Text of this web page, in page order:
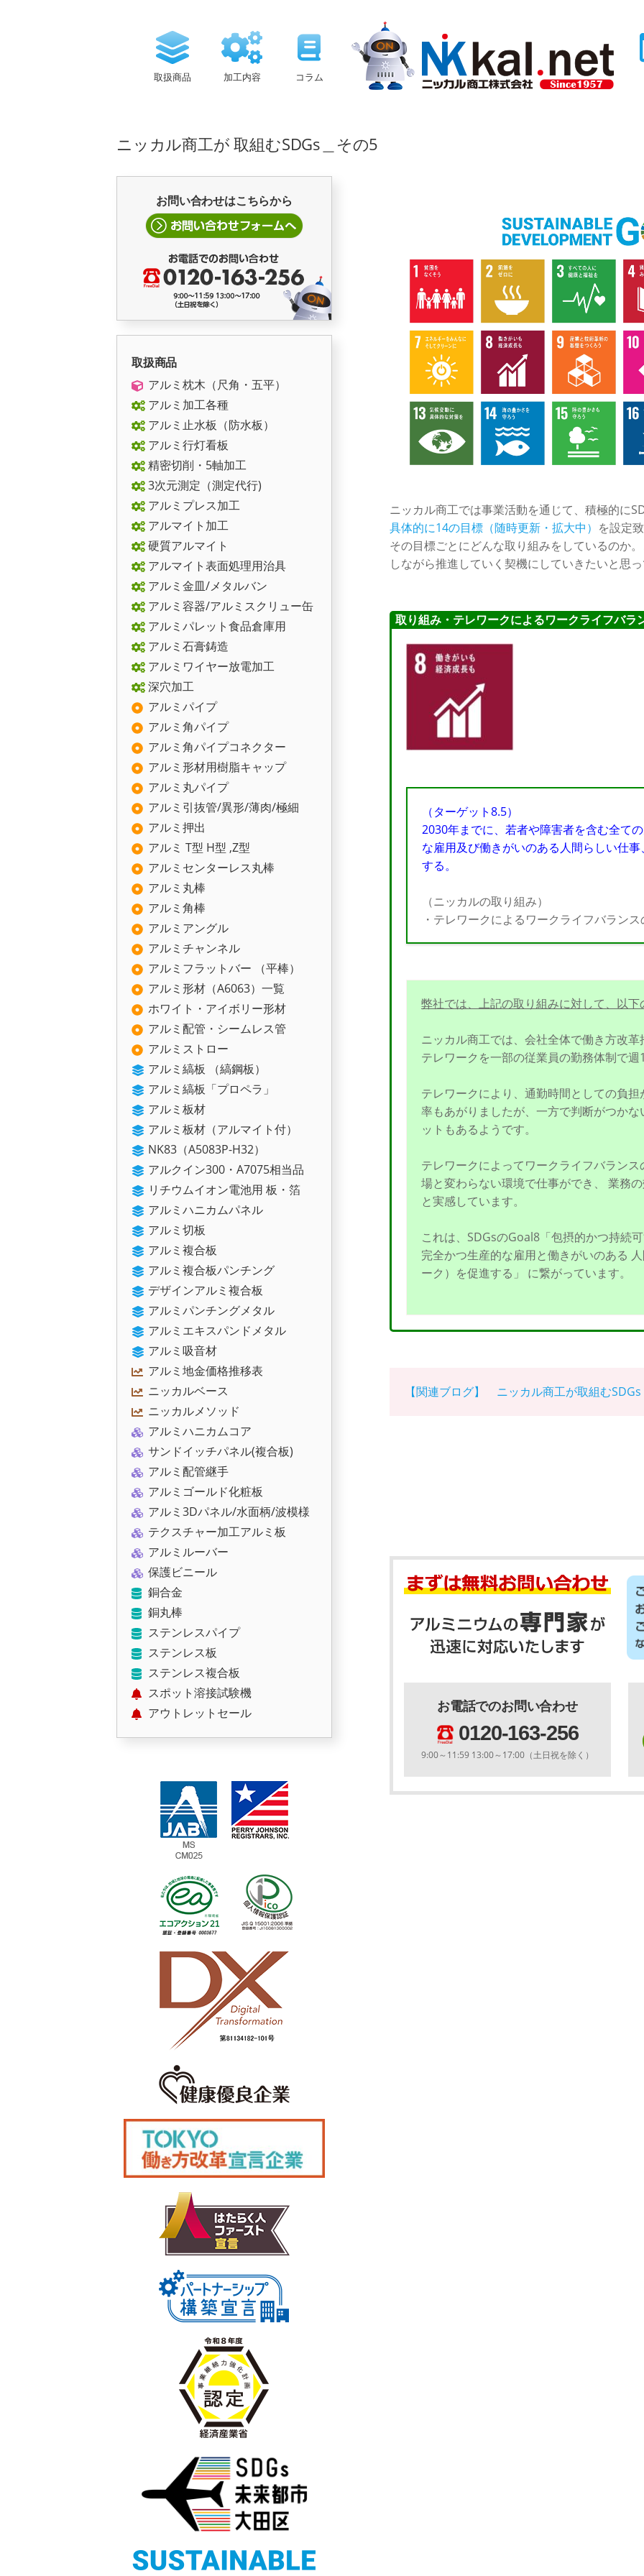
取扱商品 加工内容 コラム
ニッカル商工が 取組むSDGs＿その5
ニッカル商工では事業活動を通じて、積極的に
具体的に14の目標（随時更新・拡大中） を設定
その目標ごとにどんな取り組みをしているのか
しながら推進していく契機にしていきたいと思
取り組み・テレワークによるワークライフバラ
（ターゲット8.5）
2030年までに、若者や障害者を含む全て
な雇用及び働きがいのある人間らしい仕
する。
（ニッカルの取り組み）
・テレワークによるワークライフバラン
弊社では、上記の取り組みに対して、以
ニッカル商工では、会社全体で働き方改
テレワークを一部の従業員の勤務体制で
テレワークにより、通勤時間としての負
率もあがりましたが、一方で判断がつか
ットもあるようです。
テレワークによってワークライフバラン
場と変わらない環境で仕事ができ、 業務
と実感しています。
これは、SDGsのGoal8「包摂的かつ持続
完全かつ生産的な雇用と働きがいのある
ーク）を促進する」 に繋がっています。
【関連ブログ】 ニッカル商工が取組むSDGs
お電話でのお問い合わせ
0120-163-256
9:00～11:59 13:00～17:00（土日祝を除く）
お問い合わせはこちらから
取扱商品
アルミ枕木（尺角・五平）
アルミ加工各種
アルミ止水板（防水板）
アルミ行灯看板
精密切削・5軸加工
3次元測定（測定代行)
アルミプレス加工
アルマイト加工
硬質アルマイト
アルマイト表面処理用治具
アルミ金皿/メタルバン
アルミ容器/アルミスクリュー缶
アルミパレット食品倉庫用
アルミ石膏鋳造
アルミワイヤー放電加工
深穴加工
アルミパイプ
アルミ角パイプ
アルミ角パイプコネクター
アルミ形材用樹脂キャップ
アルミ丸パイプ
アルミ引抜管/異形/薄肉/極細
アルミ押出
アルミ T型 H型 ,Z型
アルミセンターレス丸棒
アルミ丸棒
アルミ角棒
アルミアングル
アルミチャンネル
アルミフラットバー （平棒）
アルミ形材（A6063）一覧
ホワイト・アイボリー形材
アルミ配管・シームレス管
アルミストロー
アルミ縞板 （縞鋼板）
アルミ縞板「プロペラ」
アルミ板材
アルミ板材（アルマイト付）
NK83（A5083P-H32）
アルクイン300・A7075相当品
リチウムイオン電池用 板・箔
アルミハニカムパネル
アルミ切板
アルミ複合板
アルミ複合板パンチング
デザインアルミ複合板
アルミパンチングメタル
アルミエキスパンドメタル
アルミ吸音材
アルミ地金価格推移表
ニッカルベース
ニッカルメソッド
アルミハニカムコア
サンドイッチパネル(複合板)
アルミ配管継手
アルミゴールド化粧板
アルミ3Dパネル/水面柄/波模様
テクスチャー加工アルミ板
アルミルーバー
保護ビニール
銅合金
銅丸棒
ステンレスパイプ
ステンレス板
ステンレス複合板
スポット溶接試験機
アウトレットセール